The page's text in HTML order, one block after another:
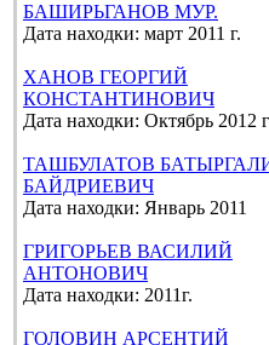
БАШИРЬГАНОВ МУР.
Дата находки: март 2011 г.
ХАНОВ ГЕОРГИЙ
КОНСТАНТИНОВИЧ
Дата находки: Октябрь 2012
ТАШБУЛАТОВ
БАЙДРИЕВИЧ
Дата находки: Январь 2011
ГРИГОРЬЕВ ВАСИЛИЙ
АНТОНОВИЧ
Дата находки: 2011г.
ГОЛОВИН АРСЕНТИЙ